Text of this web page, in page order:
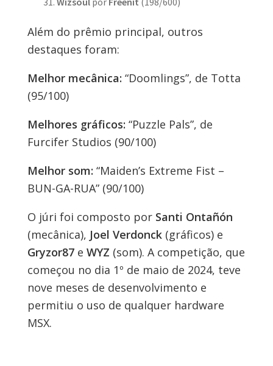
Além do prêmio principal, outros
destaques foram:
Melhor mecânica: “Doomlings”, de Totta
(95/100)
Melhores gráficos: “Puzzle Pals”, de
Furcifer Studios (90/100)
Melhor som: “Maiden’s Extreme Fist –
BUN-GA-RUA” (90/100)
O júri foi composto por Santi Ontañón
(mecânica), Joel Verdonck(gráficos) e
Gryzor87e WYZ (som). A competição, que
começou no dia 1º de maio de 2024, teve
nove meses de desenvolvimento e
permitiu o uso de qualquer hardware
MSX.